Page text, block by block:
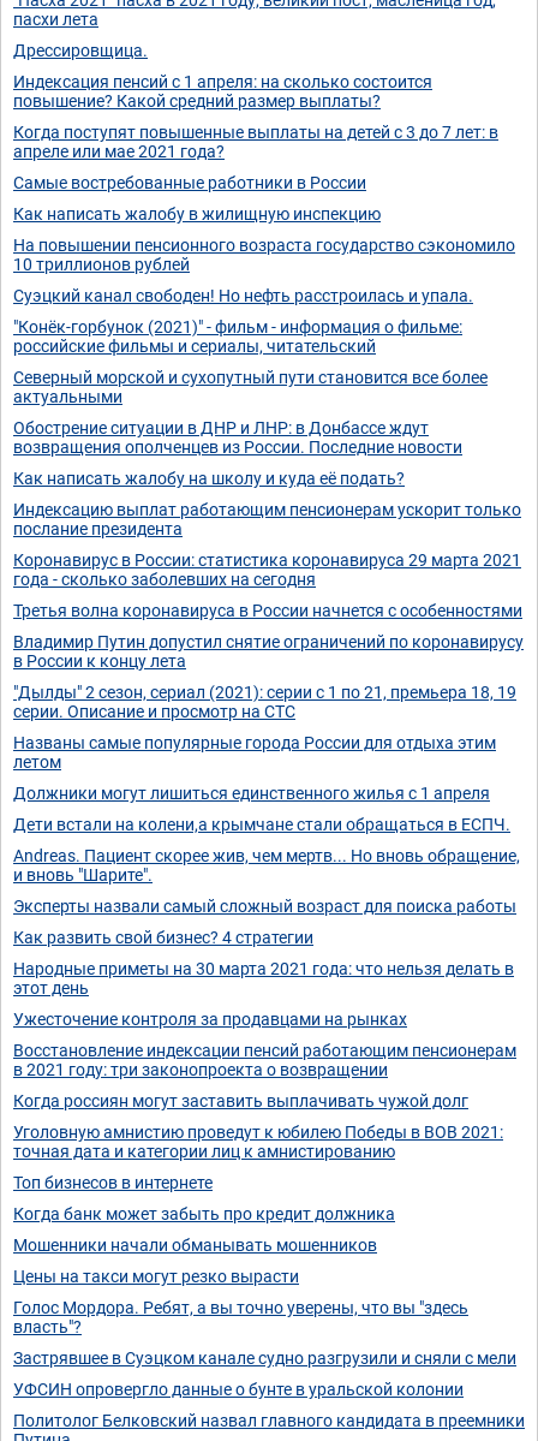
пасхи лета
Дрессировщица.
Индексация пенсий с 1 апреля: на сколько состоится
повышение? Какой средний размер выплаты?
Когда поступят повышенные выплаты на детей с 3 до 7 лет: в
апреле или мае 2021 года?
Самые востребованные работники в России
Как написать жалобу в жилищную инспекцию
На повышении пенсионного возраста государство сэкономило
10 триллионов рублей
Суэцкий канал свободен! Но нефть расстроилась и упала.
"Конёк-горбунок (2021)" - фильм - информация о фильме:
российские фильмы и сериалы, читательский
Северный морской и сухопутный пути становится все более
актуальными
Обострение ситуации в ДНР и ЛНР: в Донбассе ждут
возвращения ополченцев из России. Последние новости
Как написать жалобу на школу и куда её подать?
Индексацию выплат работающим пенсионерам ускорит только
послание президента
Коронавирус в России: статистика коронавируса 29 марта 2021
года - сколько заболевших на сегодня
Третья волна коронавируса в России начнется с особенностями
Владимир Путин допустил снятие ограничений по коронавирусу
в России к концу лета
"Дылды" 2 сезон, сериал (2021): серии с 1 по 21, премьера 18, 19
серии. Описание и просмотр на СТС
Названы самые популярные города России для отдыха этим
летом
Должники могут лишиться единственного жилья с 1 апреля
Дети встали на колени,а крымчане стали обращаться в ЕСПЧ.
Andreas. Пациент скорее жив, чем мертв... Но вновь обращение,
и вновь "Шарите".
Эксперты назвали самый сложный возраст для поиска работы
Как развить свой бизнес? 4 стратегии
Народные приметы на 30 марта 2021 года: что нельзя делать в
этот день
Ужесточение контроля за продавцами на рынках
Восстановление индексации пенсий работающим пенсионерам
в 2021 году: три законопроекта о возвращении
Когда россиян могут заставить выплачивать чужой долг
Уголовную амнистию проведут к юбилею Победы в ВОВ 2021:
точная дата и категории лиц к амнистированию
Топ бизнесов в интернете
Когда банк может забыть про кредит должника
Мошенники начали обманывать мошенников
Цены на такси могут резко вырасти
Голос Мордора. Ребят, а вы точно уверены, что вы "здесь
власть"?
Застрявшее в Суэцком канале судно разгрузили и сняли с мели
УФСИН опровергло данные о бунте в уральской колонии
Политолог Белковский назвал главного кандидата в преемники